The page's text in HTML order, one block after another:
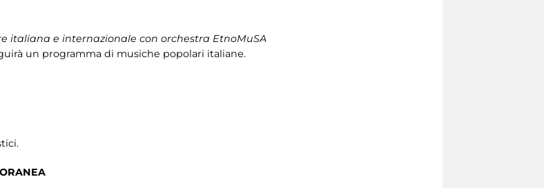
italiana e internazionale con orchestra EtnoMuSA
un programma di musiche popolari italiane.